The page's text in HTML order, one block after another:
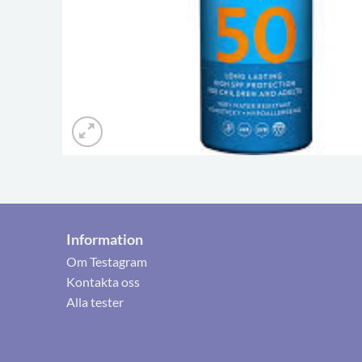
Information
Om Testagram
Kontakta oss
Alla tester